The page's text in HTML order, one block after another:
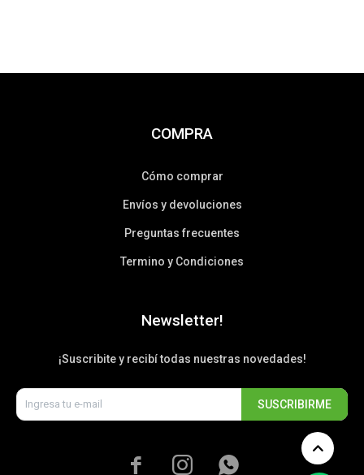
COMPRA
Cómo comprar
Envíos y devoluciones
Preguntas frecuentes
Termino y Condiciones
Newsletter!
¡Suscribite y recibí todas nuestras novedades!
SUSCRIBIRME
  